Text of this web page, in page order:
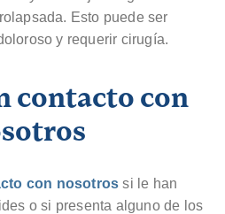
Esto puede ser
y requerir cirugía.
contacto con
con nosotros si le han
o si presenta alguno de los